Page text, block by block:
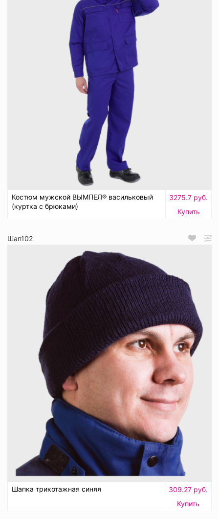
Костюм мужской ВЫМПЕЛ® васильковый
(куртка с брюками)
3275.7 руб.
Купить
Шап102
Шапка трикотажная синяя
309.27 руб.
Купить